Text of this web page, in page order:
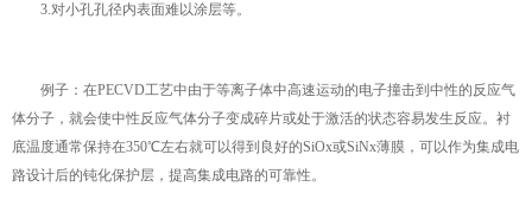
3.对小孔孔径内表面难以涂层等。
例子：在PECVD工艺中由于等离子体中高速运动的电子撞击到中性的反应气
体分子，就会使中性反应气体分子变成碎片或处于激活的状态容易发生反应。衬
底温度通常保持在350℃左右就可以得到良好的SiOx或SiNx薄膜，可以作为集成电
路设计后的钝化保护层，提高集成电路的可靠性。